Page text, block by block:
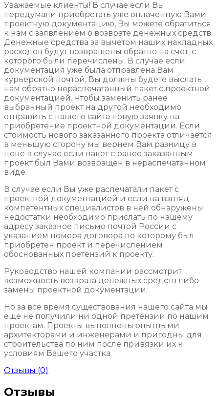
Уважаемые клиенты! В случае если Вы
передумали приобретать уже оплаченную Вами
проектную документацию, Вы можете обратиться
к нам с заявлением о возврате денежных средств.
Денежные средства за вычетом наших накладных
расходов будут возвращены обратно на счет, с
которого были перечислены. В случае если
документация уже была отправлена Вам
курьерской почтой, Вы должны будете выслать
нам обратно нераспечатанный пакет с проектной
документацией. Чтобы заменить ранее
выбранный проект на другой необходимо
отправить с нашего сайта новую заявку на
приобретение проектной документации. Если
стоимость нового заказанного проекта отличается
в меньшую сторону мы вернем Вам разницу в
цене в случае если пакет с ранее заказанным
проект был Вами возвращен в нераспечатанном
виде.
В случае если Вы уже распечатали пакет с
проектной документацией и если на взгляд
компетентных специалистов в ней обнаружены
недостатки необходимо прислать по нашему
адресу заказное письмо почтой России с
указанием номера договора по которому был
приобретен проект и перечислением
обоснованных претензий к проекту.
Руководство нашей компании рассмотрит
возможность возврата денежных средств либо
замены проектной документации.
Но за все время существования нашего сайта мы
еще не получили ни одной претензии по нашим
проектам. Проекты выполнены опытными
архитекторами и инженерами и пригодны для
строительства по ним после привязки их к
условиям Вашего участка.
Отзывы (0)
Отзывы